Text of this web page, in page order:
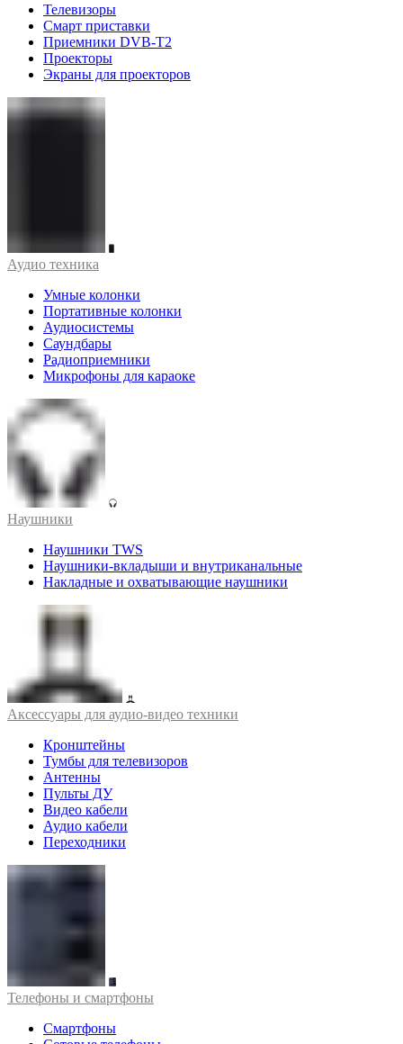
Телевизоры
Смарт приставки
Приемники DVB-T2
Проекторы
Экраны для проекторов
Аудио техника
Умные колонки
Портативные колонки
Аудиосистемы
Саундбары
Радиоприемники
Микрофоны для караоке
Наушники
Наушники TWS
Наушники-вкладыши и внутриканальные
Накладные и охватывающие наушники
Аксессуары для аудио-видео техники
Кронштейны
Тумбы для телевизоров
Антенны
Пульты ДУ
Видео кабели
Аудио кабели
Переходники
Телефоны и смартфоны
Смартфоны